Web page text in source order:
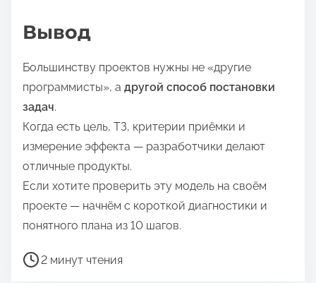
Вывод
Большинству проектов нужны не «другие
программисты», а другой способ постановки
задач.
Когда есть цель, ТЗ, критерии приёмки и
измерение эффекта — разработчики делают
отличные продукты.
Если хотите проверить эту модель на своём
проекте — начнём с короткой диагностики и
понятного плана из 10 шагов.
В
2 минут чтения